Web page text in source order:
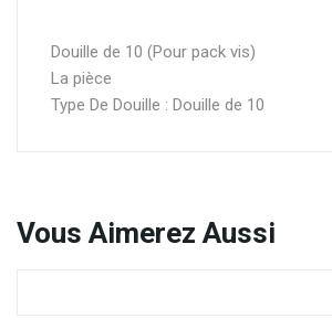
Douille de 10 (Pour pack vis)
La pièce
Type De Douille : Douille de 10
Vous Aimerez Aussi